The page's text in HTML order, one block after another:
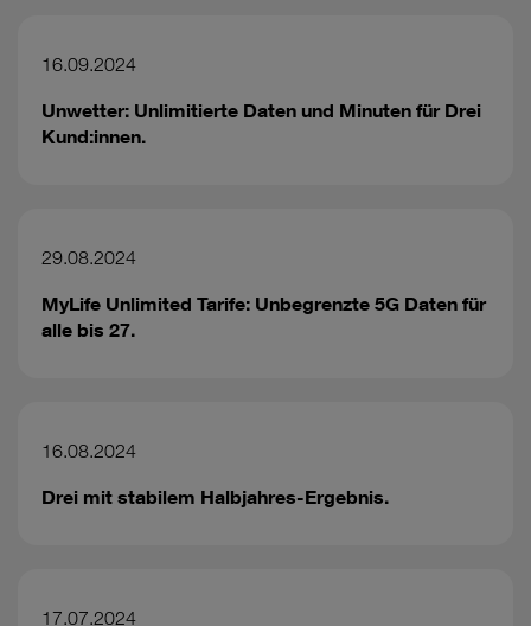
16.09.2024
Unwetter: Unlimitierte Daten und Minuten für Drei
Kund:innen.
29.08.2024
MyLife Unlimited Tarife: Unbegrenzte 5G Daten für
alle bis 27.
16.08.2024
Drei mit stabilem Halbjahres-Ergebnis.
17.07.2024